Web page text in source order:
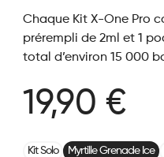
Chaque Kit X-One Pro
prérempli de 2ml et 1
total d’environ 15 000
19,90 €
Kit Solo Myrtille Grenade Ice